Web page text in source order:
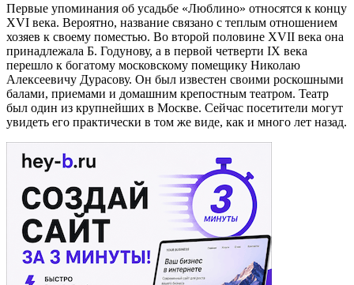
Первые упоминания об усадьбе «Люблино» относятся к концу
XVI века. Вероятно, название связано с теплым отношением
хозяев к своему поместью. Во второй половине XVII века она
принадлежала Б. Годунову, а в первой четверти IX века
перешло к богатому московскому помещику Николаю
Алексеевичу Дурасову. Он был известен своими роскошными
балами, приемами и домашним крепостным театром. Театр
был один из крупнейших в Москве. Сейчас посетители могут
увидеть его практически в том же виде, как и много лет назад.